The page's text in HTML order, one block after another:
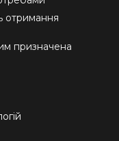
отримання
призначена